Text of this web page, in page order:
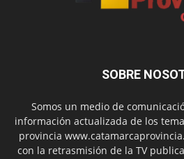
SOBRE
Somos un medio de
información actualizada de los
provincia
con la retrasmisión de la TV